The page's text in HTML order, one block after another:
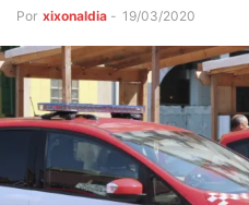
Por xixonaldia - 19/03/2020